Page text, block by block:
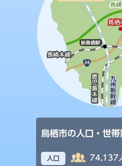
鳥栖市の人口・世帯
人口 74,137